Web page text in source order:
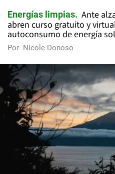
Energías limpias
Ante
abren curso gratuito y
autoconsumo de energía
Por Nicole Donoso